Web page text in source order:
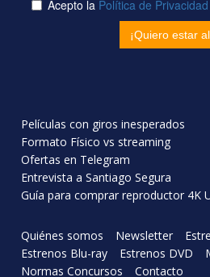
Películas con giros inesperados
Formato Físico vs streaming
Ofertas en Telegram
Entrevista a Santiago Segura
Guía para comprar reproductor 4K
Quiénes somos Newsletter
Estrenos Blu-ray
Estrenos DVD
Normas Concursos
Contacto